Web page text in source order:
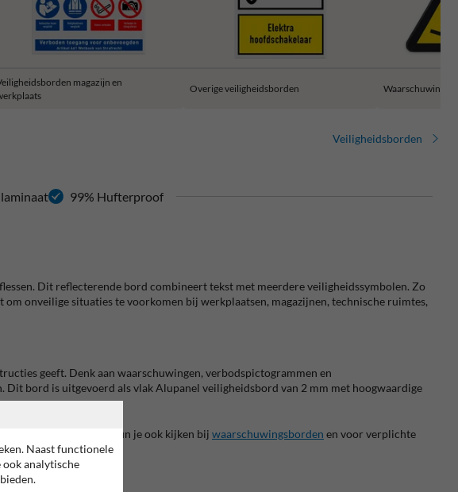
magazijn en
Overige veiligheidsborden
Veiligheidsborden
99% Hufterproof
Dit reflecterende bord combineert tekst met meerdere veiligheidssymbolen. Zo
onveilige situaties te voorkomen bij werkplaatsen, magazijnen, technische ruimtes,
geeft. Denk aan waarschuwingen, verbodspictogrammen en
bord is uitgevoerd als vlak Alupanel veiligheidsbord van 2 mm met hoogwaardige
kun je ook kijken bij waarschuwingsborden en voor verplichte
Naast functionele
ook analytische